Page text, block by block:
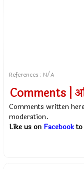
References : N/A
Comments |
Comments written
moderation.
Like us on Facebookto